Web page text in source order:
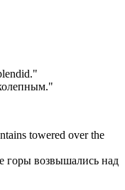
"
towered over the
горы возвышались над